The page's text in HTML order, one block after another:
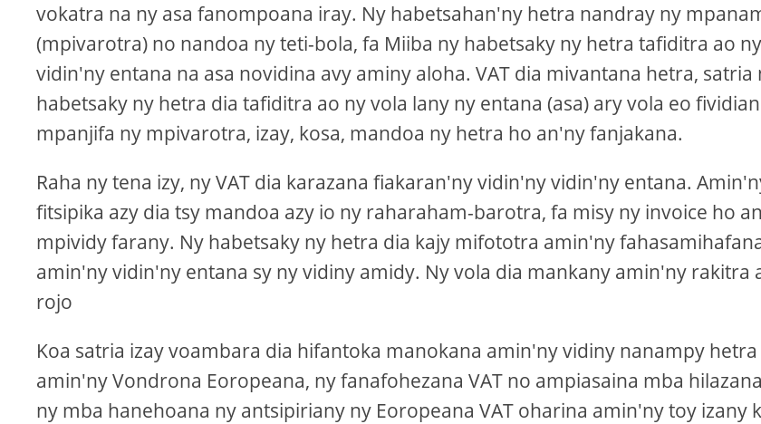
vokatra na ny asa fanompoana iray. Ny habetsahan'ny hetra nandray ny
(mpivarotra) no nandoa ny teti-bola, fa Miiba ny habetsaky ny hetra tafiditra ao
vidin'ny entana na asa novidina avy aminy aloha. VAT dia mivantana hetra, satria
habetsaky ny hetra dia tafiditra ao ny vola lany ny entana (asa) ary vola eo
mpanjifa ny mpivarotra, izay, kosa, mandoa ny hetra ho an'ny fanjakana.
Raha ny tena izy, ny VAT dia karazana fiakaran'ny vidin'ny vidin'ny entana.
fitsipika azy dia tsy mandoa azy io ny raharaham-barotra, fa misy ny invoice ho
mpividy farany. Ny habetsaky ny hetra dia kajy mifototra amin'ny
amin'ny vidin'ny entana sy ny vidiny amidy. Ny vola dia mankany amin'ny rakitra
rojo
Koa satria izay voambara dia hifantoka manokana amin'ny vidiny nanampy hetra
amin'ny Vondrona Eoropeana, ny fanafohezana VAT no ampiasaina mba
ny mba hanehoana ny antsipiriany ny Eoropeana VAT oharina amin'ny toy izany